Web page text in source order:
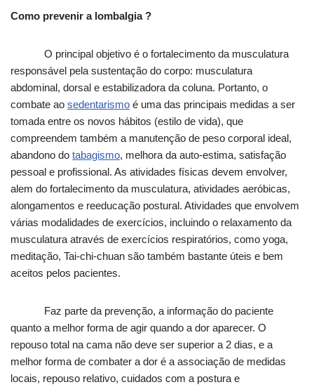
Como prevenir a lombalgia ?
O principal objetivo é o fortalecimento da musculatura
responsável pela sustentação do corpo: musculatura
abdominal, dorsal e estabilizadora da coluna. Portanto, o
combate ao sedentarismo é uma das principais medidas a ser
tomada entre os novos hábitos (estilo de vida), que
compreendem também a manutenção de peso corporal ideal,
abandono do tabagismo, melhora da auto-estima, satisfação
pessoal e profissional. As atividades físicas devem envolver,
alem do fortalecimento da musculatura, atividades aeróbicas,
alongamentos e reeducação postural. Atividades que envolvem
várias modalidades de exercícios, incluindo o relaxamento da
musculatura através de exercícios respiratórios, como yoga,
meditação, Tai-chi-chuan são também bastante úteis e bem
aceitos pelos pacientes.
Faz parte da prevenção, a informação do paciente
quanto a melhor forma de agir quando a dor aparecer. O
repouso total na cama não deve ser superior a 2 dias, e a
melhor forma de combater a dor é a associação de medidas
locais, repouso relativo, cuidados com a postura e